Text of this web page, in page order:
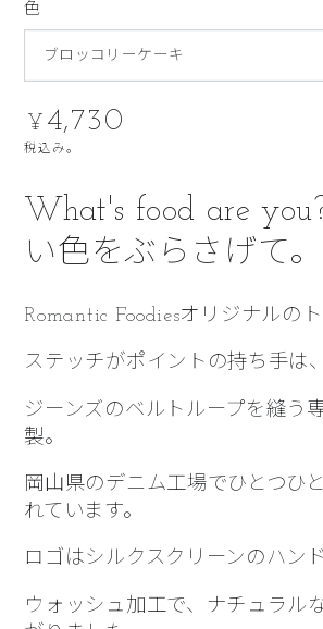
色
定
価
¥ 4,730
税込み。
What's food are
い色をぶらさげて。
Romantic Foodiesオリジナルのト
ステッチがポイントの持ち手は、
ジーンズのベルトループを縫う
製。
岡山県のデニム工場でひとつひ
れています。
ロゴはシルクスクリーンのハン
ウォッシュ加工で、ナチュラル